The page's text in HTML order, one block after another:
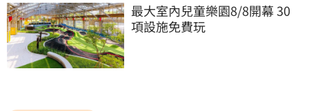
最大室內兒童樂園8/8開幕 30
項設施免費玩